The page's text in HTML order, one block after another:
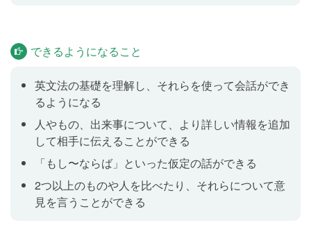
Lesson 8 テスト
Lesson 5〜7の内容をおさらいします。
Lesson 9 分詞構文のいろいろな形
分詞構文を学習します。「朝たくさん食べたので、彼
女は昼食を抜きました」の文を作る際に、分詞構文を
使って、メインの文の動詞が表す時制よりも前のこと
を同時に伝えられるようになります。
できるようになること
英文法の基礎を理解し、それらを使って会話ができ
るようになる
人やもの、出来事について、より詳しい情報を追加
して相手に伝えることができる
「もし〜ならば」といった仮定の話ができる
2つ以上のものや人を比べたり、それらについて意
見を言うことができる